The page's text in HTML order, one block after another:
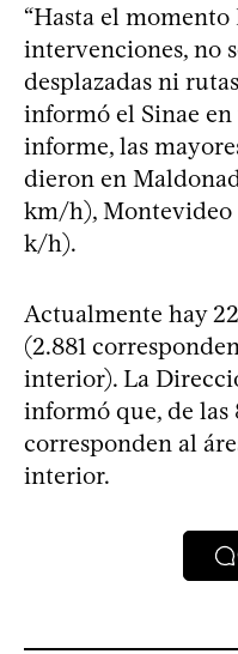
“Hasta el
intervenciones, no
desplazadas ni
informó el Sinae
informe, las
dieron en
km/h), Montevideo
k/h).
Actualmente hay
(2.881
interior). La
informó que, de
corresponden al
interior.